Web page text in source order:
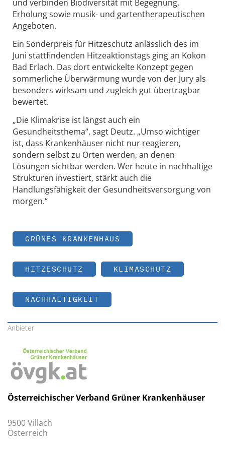
und verbinden Biodiversität mit Begegnung,
Erholung sowie musik- und gartentherapeutischen
Angeboten.
Ein Sonderpreis für Hitzeschutz anlässlich des im
Juni stattfindenden Hitzeaktionstags ging an Kokon
Bad Erlach. Das dort entwickelte Konzept gegen
sommerliche Überwärmung wurde von der Jury als
besonders wirksam und zugleich gut übertragbar
bewertet.
„Die Klimakrise ist längst auch ein
Gesundheitsthema“, sagt Deutz. „Umso wichtiger
ist, dass Krankenhäuser nicht nur reagieren,
sondern selbst zu Orten werden, an denen
Lösungen sichtbar werden. Wer heute in nachhaltige
Strukturen investiert, stärkt auch die
Handlungsfähigkeit der Gesundheitsversorgung von
morgen.“
GRÜNES KRANKENHAUS
HITZESCHUTZ KLIMASCHUTZ
NACHHALTIGKEIT
Anbieter
Österreichischer Verband Grüner Krankenhäuser
9500 Villach
Österreich